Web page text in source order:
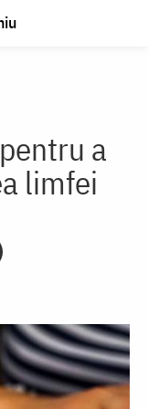
a
limfei